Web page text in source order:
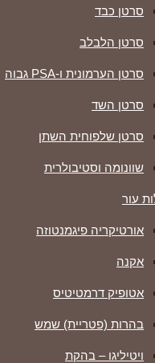
סרטן כבד
סרטן הלבלב
סרטן הערמונית ו-PSA גבוה
סרטן השד
סרטן שלפוחית השתן
שוונומה וסטיבולרית
עור
אורטיקריה פיגמנטוזה
אקנה
אטופיק דרמטיטיס
בהרות (פטריית) שמש
ויטיליגו – בהקת